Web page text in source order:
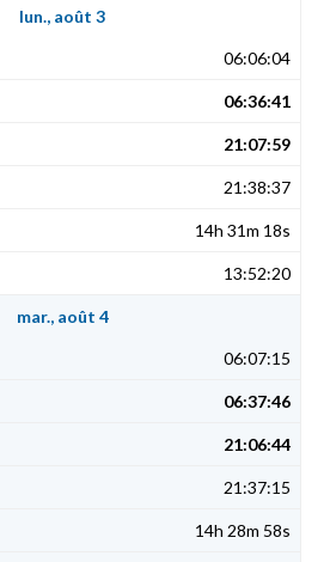
lun., août 3
06:06:04
06:36:41
21:07:59
21:38:37
14h 31m 18s
13:52:20
mar., août 4
06:07:15
06:37:46
21:06:44
21:37:15
14h 28m 58s